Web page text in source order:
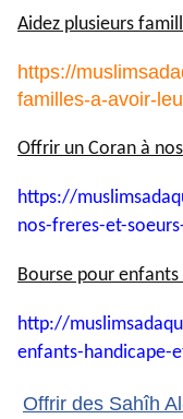
Aidez plusieurs
https://
familles-a-avoir-
Offrir un Coran à
https://
nos-freres-et-
Bourse pour
http://
enfants-handicape-
Offrir des Sahîh